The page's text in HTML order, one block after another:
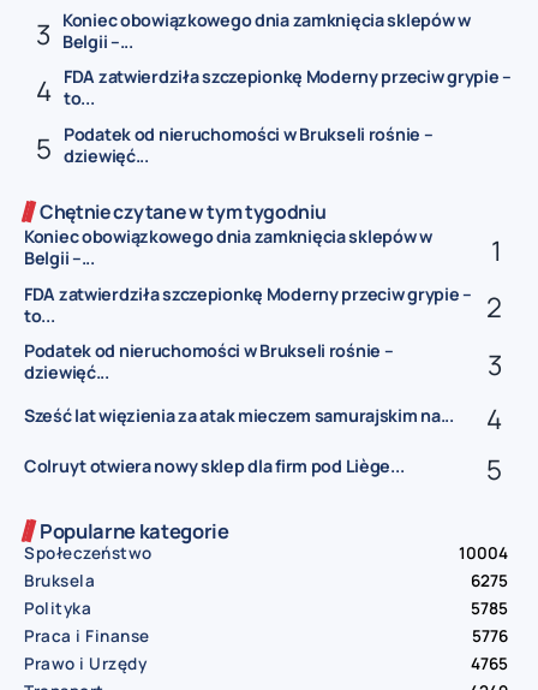
Koniec obowiązkowego dnia zamknięcia sklepów w
Belgii –...
FDA zatwierdziła szczepionkę Moderny przeciw grypie –
to...
Podatek od nieruchomości w Brukseli rośnie –
dziewięć...
Chętnie czytane w tym tygodniu
Koniec obowiązkowego dnia zamknięcia sklepów w
Belgii –...
FDA zatwierdziła szczepionkę Moderny przeciw grypie –
to...
Podatek od nieruchomości w Brukseli rośnie –
dziewięć...
Sześć lat więzienia za atak mieczem samurajskim na...
Colruyt otwiera nowy sklep dla firm pod Liège...
Popularne kategorie
Społeczeństwo
10004
Bruksela
6275
Polityka
5785
Praca i Finanse
5776
Prawo i Urzędy
4765